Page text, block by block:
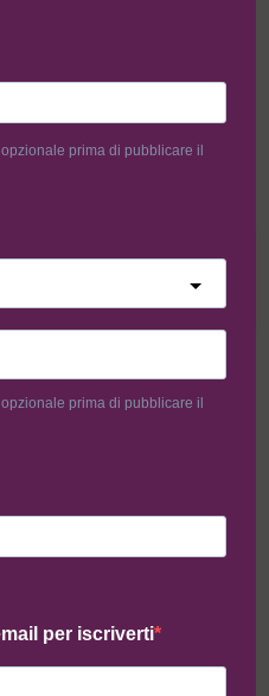
prima di pubblicare il
prima di pubblicare il
per iscriverti
per ciascun laboratorio è di
29€.
Fresco